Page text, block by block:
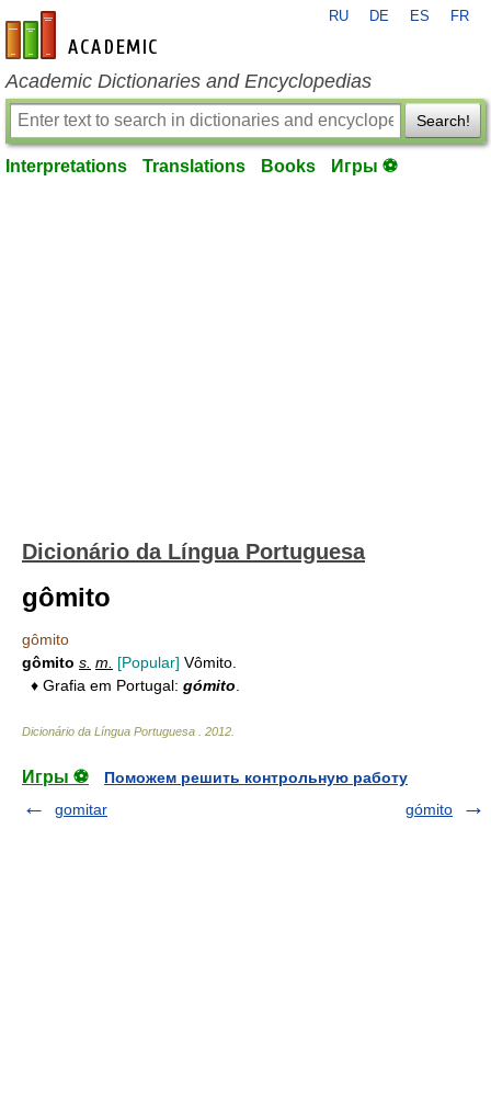
en-academic.com
RU DE ES FR
Academic Dictionaries and Encyclopedias
Search!
Interpretations Translations Books Игры ⚽
Dicionário da Língua Portuguesa
gômito
gômito
gômito s. m. [Popular] Vômito.
♦ Grafia em Portugal: gómito
Dicionário da Língua Portuguesa 2012
Игры ⚽
Поможем решить контрольную работу
gomitar
gómito